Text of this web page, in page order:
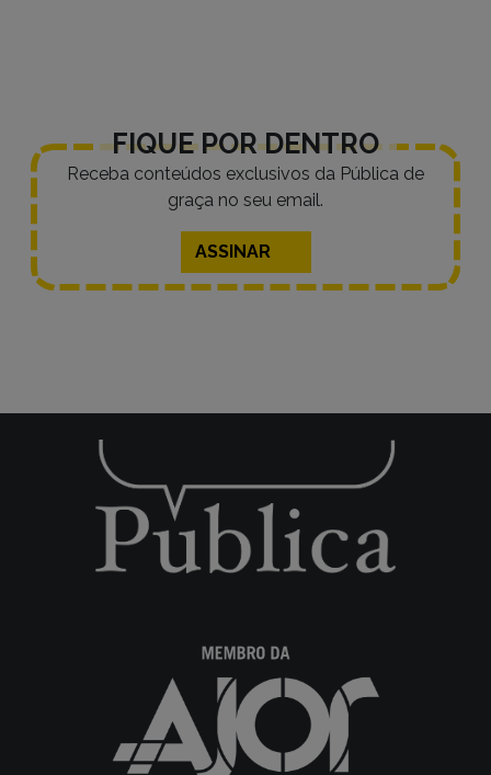
FIQUE POR DENTRO
Receba conteúdos exclusivos da Pública de
graça no seu email.
ASSINAR